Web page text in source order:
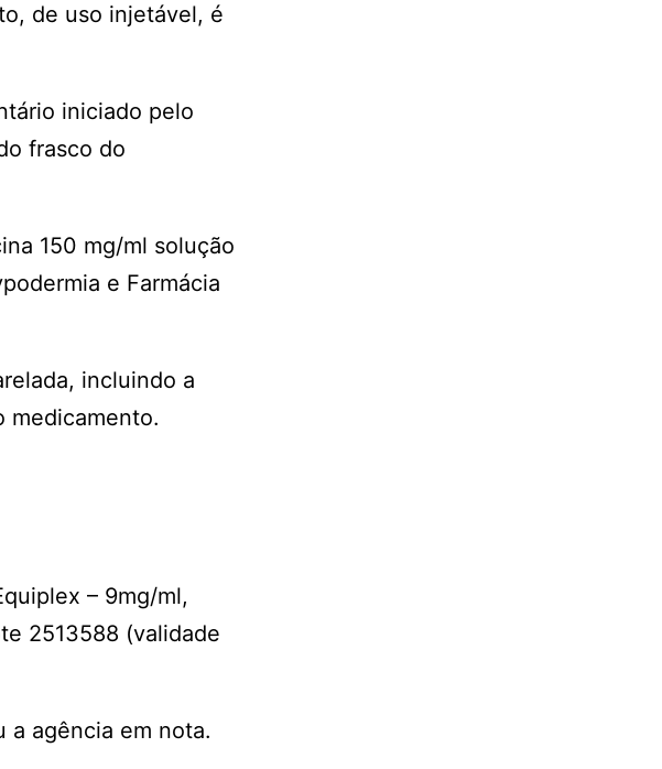
de uso injetável, é
iniciado pelo
frasco do
150 mg/ml solução
e Farmácia
incluindo a
medicamento.
– 9mg/ml,
2513588 (validade
a agência em nota.